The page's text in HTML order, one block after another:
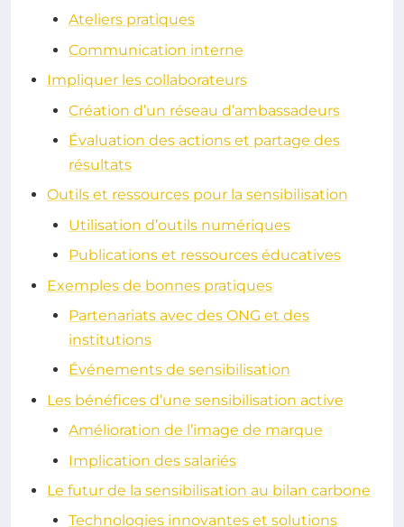
Ateliers pratiques
Communication interne
Impliquer les collaborateurs
Création d’un réseau d’ambassadeurs
Évaluation des actions et partage des
résultats
Outils et ressources pour la sensibilisation
Utilisation d’outils numériques
Publications et ressources éducatives
Exemples de bonnes pratiques
Partenariats avec des ONG et des
institutions
Événements de sensibilisation
Les bénéfices d’une sensibilisation active
Amélioration de l’image de marque
Implication des salariés
Le futur de la sensibilisation au bilan carbone
Technologies innovantes et solutions